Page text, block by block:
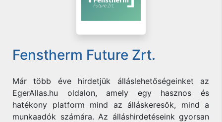
Fenstherm Future Zrt.
Már több éve hirdetjük álláslehetőségeinket az
EgerAllas.hu oldalon, amely egy hasznos és
hatékony platform mind az álláskeresők, mind a
munkaadók számára. Az álláshirdetéseink gyorsan